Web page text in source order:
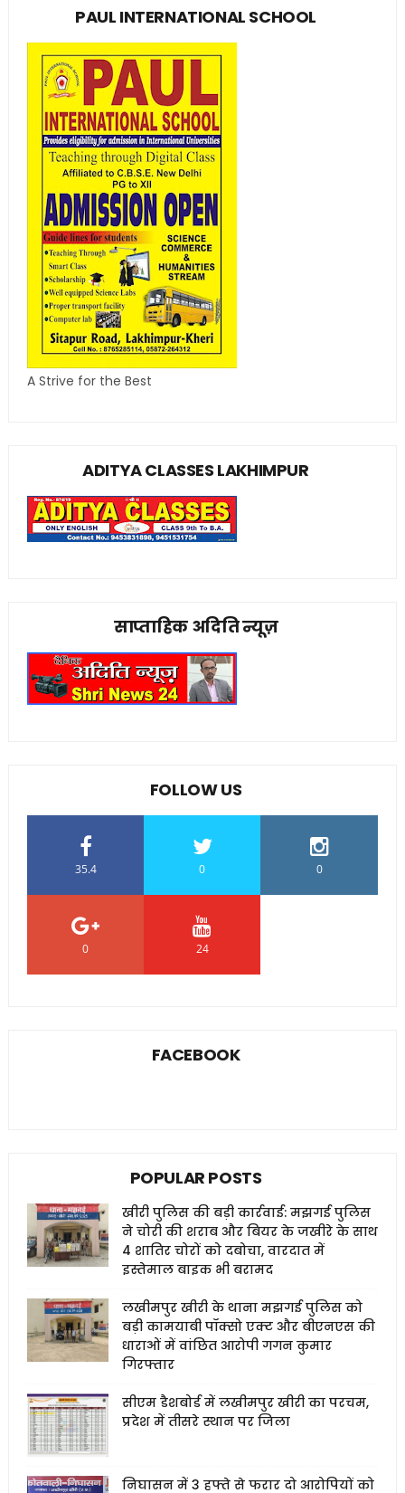
PAUL INTERNATIONAL SCHOOL
A Strive for the Best
ADITYA CLASSES LAKHIMPUR
साप्ताहिक अदिति न्यूज़
FOLLOW US
35.4 0 0
0 24
FACEBOOK
POPULAR POSTS
खीरी पुलिस की बड़ी कार्रवाई: मझगई पुलिस
ने चोरी की शराब और बियर के जखीरे के साथ
4 शातिर चोरों को दबोचा, वारदात में
इस्तेमाल बाइक भी बरामद
लखीमपुर खीरी के थाना मझगई पुलिस को
बड़ी कामयाबी पॉक्सो एक्ट और बीएनएस की
धाराओं में वांछित आरोपी गगन कुमार
गिरफ्तार
सीएम डैशबोर्ड में लखीमपुर खीरी का परचम,
प्रदेश में तीसरे स्थान पर जिला
निघासन में 3 हफ्ते से फरार दो आरोपियों को